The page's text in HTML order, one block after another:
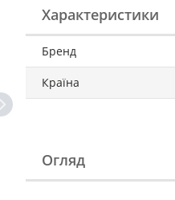
Характеристики
Бренд
Країна
Огляд